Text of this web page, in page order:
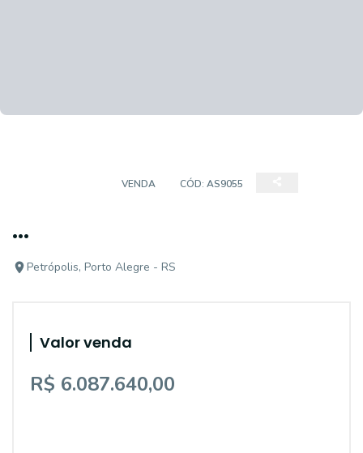
VENDA CÓD: AS9055
...
Petrópolis, Porto Alegre - RS
Valor venda
R$ 6.087.640,00